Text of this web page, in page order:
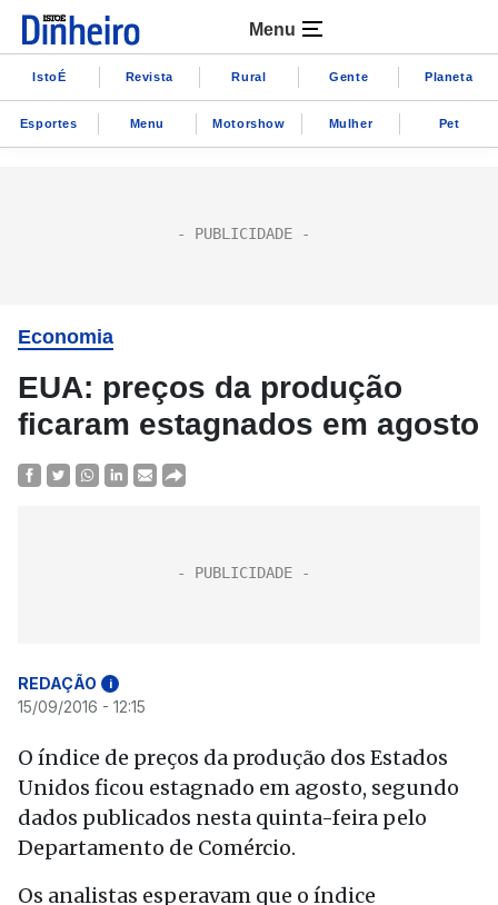
Menu
IstoÉ Revista Rural Gente Planeta
Esportes Menu Motorshow Mulher Pet
Economia
EUA: preços da produção
ficaram estagnados em agosto
REDAÇÃO i
15/09/2016 - 12:15
O índice de preços da produção dos Estados
Unidos ficou estagnado em agosto, segundo
dados publicados nesta quinta-feira pelo
Departamento de Comércio.
Os analistas esperavam que o índice